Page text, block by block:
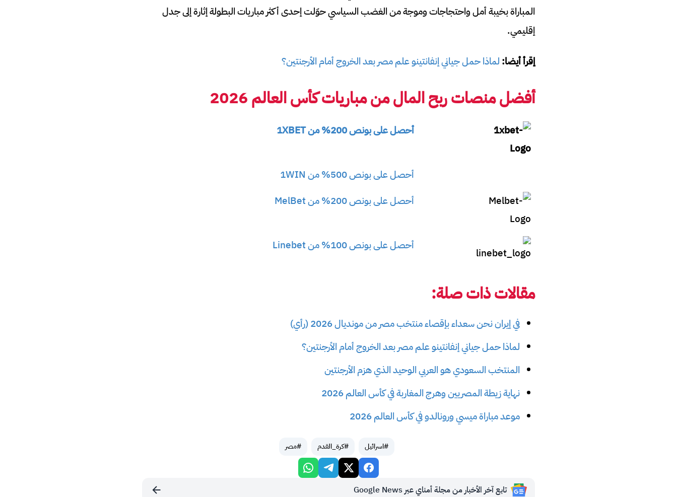
المباراة بخيبة أمل واحتجاجات وموجة من الغضب السياسي حوّلت إحدى أكثر مباريات البطولة إثارة إلى جدل
إقليمي.
إقرأ أيضا: لماذا حمل جياني إنفانتينو علم مصر بعد الخروج أمام الأرجنتين؟
أفضل منصات ربح المال من مباريات كأس العالم 2026
أحصل على بونص 200% من 1XBET
أحصل على بونص 500% من 1WIN
أحصل على بونص 200% من MelBet
أحصل على بونص 100% من Linebet
مقالات ذات صلة:
في إيران نحن سعداء بإقصاء منتخب مصر من مونديال 2026 (رأي)
لماذا حمل جياني إنفانتينو علم مصر بعد الخروج أمام الأرجنتين؟
المنتخب السعودي هو العربي الوحيد الذي هزم الأرجنتين
نهاية زيطة المصريين وهرج المغاربة في كأس العالم 2026
موعد مباراة ميسي ورونالدو في كأس العالم 2026
#اسرائيل #كرة_القدم #مصر
تابع آخر الأخبار من مجلة أمناي عبر Google News